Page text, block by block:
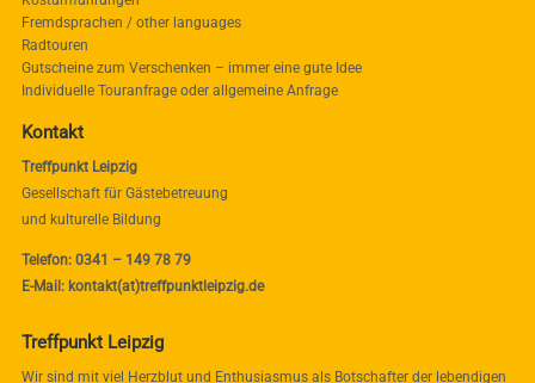
Fremdsprachen / other languages
Radtouren
Gutscheine zum Verschenken – immer eine gute Idee
Individuelle Touranfrage oder allgemeine Anfrage
Kontakt
Treffpunkt Leipzig
Gesellschaft für Gästebetreuung
und kulturelle Bildung
Telefon: 0341 – 149 78 79
E-Mail: kontakt(at)treffpunktleipzig.de
Treffpunkt Leipzig
Wir sind mit viel Herzblut und Enthusiasmus als Botschafter der lebendigen